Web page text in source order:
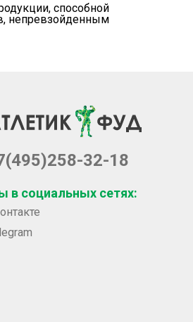
способной
непревзойденным
32-18
в социальных сетях: